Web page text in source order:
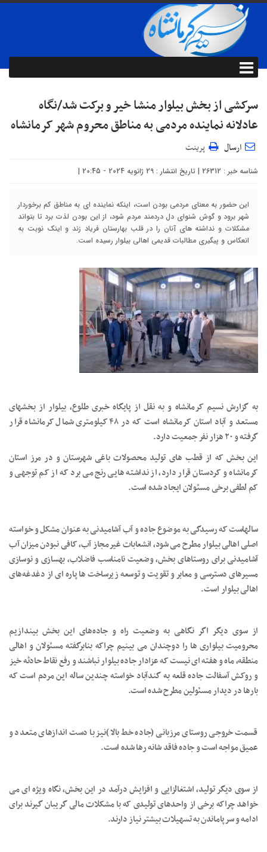
سرکشی از بخش بیلوار منشا خیر و برکت شد/نگاه
عادلانه نماینده مردمی به مناطق محروم شهر کرمانشاه
ارسال پرینت
شناسه خبر : 26312 | تاریخ انتشار : 29 ژانویه 2024 - 20:45 |
این حضور به معنای مردمی بودن است، اینکه نماینده ای به مناطق کم برخوردار
شهر برود و گوش شنوای دل دردمند مردم شود، از این بودن لذت برد تا بتواند
مشکلات و نداشته های آنان را در قلب بهارستان فریاد زند و اینک نوبت به
انعکاس و پیگیری مطالبات قدیمی اهالی بیلوار رسیده است.
به گزارش نسیم کرمانشاه و به نقل از پایگاه خبری طلوع، بیلوار از بخشهای
مستعد و آباد استان کرمانشاه است که در ۴۸ کیلومتری شمال کرمانشاه قرار
گرفته و ۲۰ هزار نفر جمعیت دارد.
این بخش که از قطب های تولید محصولات باغی شهرستان و در مرز استان
کرمانشاه و کردستان قرار دارد، از نداشته هایی رنج می برد که از کم توجهی و
کم لطفی برخی مسئولان ایجاد شده است.
سالهاست که رسیدگی به موضوع جاده و آب آشامیدنی به عنوان مشکل و خواسته
اصلی اهالی بیلوار مطرح می شود، انشعابات غیرمجاز آب، کافی نبودن میزان آب
آشامیدنی برای روستاهای بخش، وضعیت نامناسب فاضلاب، بهسازی و نوسازی
مسیرهای دسترسی و معابر و تقویت و توسعه زیرساخت ها پاره ای از دغدغه‌های
اهالی بیلوار است.
از سوی دیگر اگر نگاهی به وضعیت راه و جاده‌های این بخش بیندازیم
محرومیت بیلواری ها را دوچندان می بینیم چراکه بنابرگفته مسئولان و اهالی
منطقه، ماه و هفته ای نیست که عزادار جاده بیلوار نباشند و رفع نقاط حادثه خیز
و روکش آسفالت جاده قلعه به گندآباد خواسته چندین ساله این مردم است که
بارها در دیدار مسئولین مطرح شده است.
قسمت خروجی روستای مرزبانی (جاده خط بالا )نیز با دست اندازهای متعدد و
عمیق مواجه است و جاده فاقد شانه رها شده است.
از سوی دیگر تولید، اشتغالزایی و افزایش درآمد در این بخش، نگاه ویژه ای می
خواهد چراکه برخی از واحدهای تولیدی که با مشکلات مالی گریبان گیرند برای
ادامه و سرپاماندن به تسهیلات بیشتر نیاز دارند.